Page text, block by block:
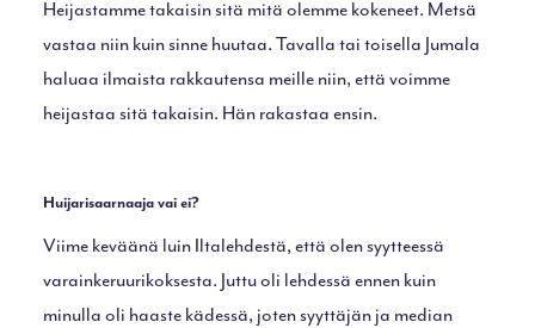
Heijastamme takaisin sitä mitä olemme kokeneet. Metsä
vastaa niin kuin sinne huutaa. Tavalla tai toisella Jumala
haluaa ilmaista rakkautensa meille niin, että voimme
heijastaa sitä takaisin. Hän rakastaa ensin.
Huijarisaarnaaja vai ei?
Viime keväänä luin Iltalehdestä, että olen syytteessä
varainkeruurikoksesta. Juttu oli lehdessä ennen kuin
minulla oli haaste kädessä, joten syyttäjän ja median